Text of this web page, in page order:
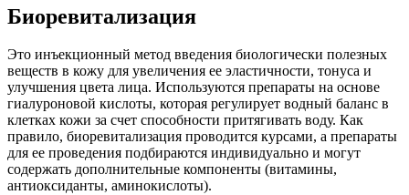
Биоревитализация
Это инъекционный метод введения биологически полезных
веществ в кожу для увеличения ее эластичности, тонуса и
улучшения цвета лица. Используются препараты на основе
гиалуроновой кислоты, которая регулирует водный баланс в
клетках кожи за счет способности притягивать воду. Как
правило, биоревитализация проводится курсами, а препараты
для ее проведения подбираются индивидуально и могут
содержать дополнительные компоненты (витамины,
антиоксиданты, аминокислоты).